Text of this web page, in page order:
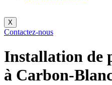
X
Contactez-nous
Installation de
à Carbon-